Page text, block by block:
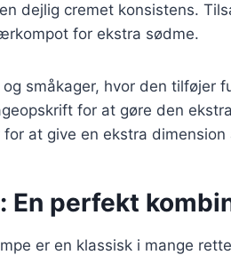
dejlig cremet konsistens.
for ekstra sødme.
småkager, hvor den tilføjer
for at gøre den
at give en ekstra
En perfekt
er en klassisk i mange